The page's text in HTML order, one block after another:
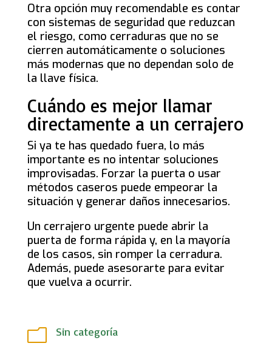
Otra opción muy recomendable es contar
con sistemas de seguridad que reduzcan
el riesgo, como cerraduras que no se
cierren automáticamente o soluciones
más modernas que no dependan solo de
la llave física.
Cuándo es mejor llamar
directamente a un cerrajero
Si ya te has quedado fuera, lo más
importante es no intentar soluciones
improvisadas. Forzar la puerta o usar
métodos caseros puede empeorar la
situación y generar daños innecesarios.
Un cerrajero urgente puede abrir la
puerta de forma rápida y, en la mayoría
de los casos, sin romper la cerradura.
Además, puede asesorarte para evitar
que vuelva a ocurrir.
m Sin categoría